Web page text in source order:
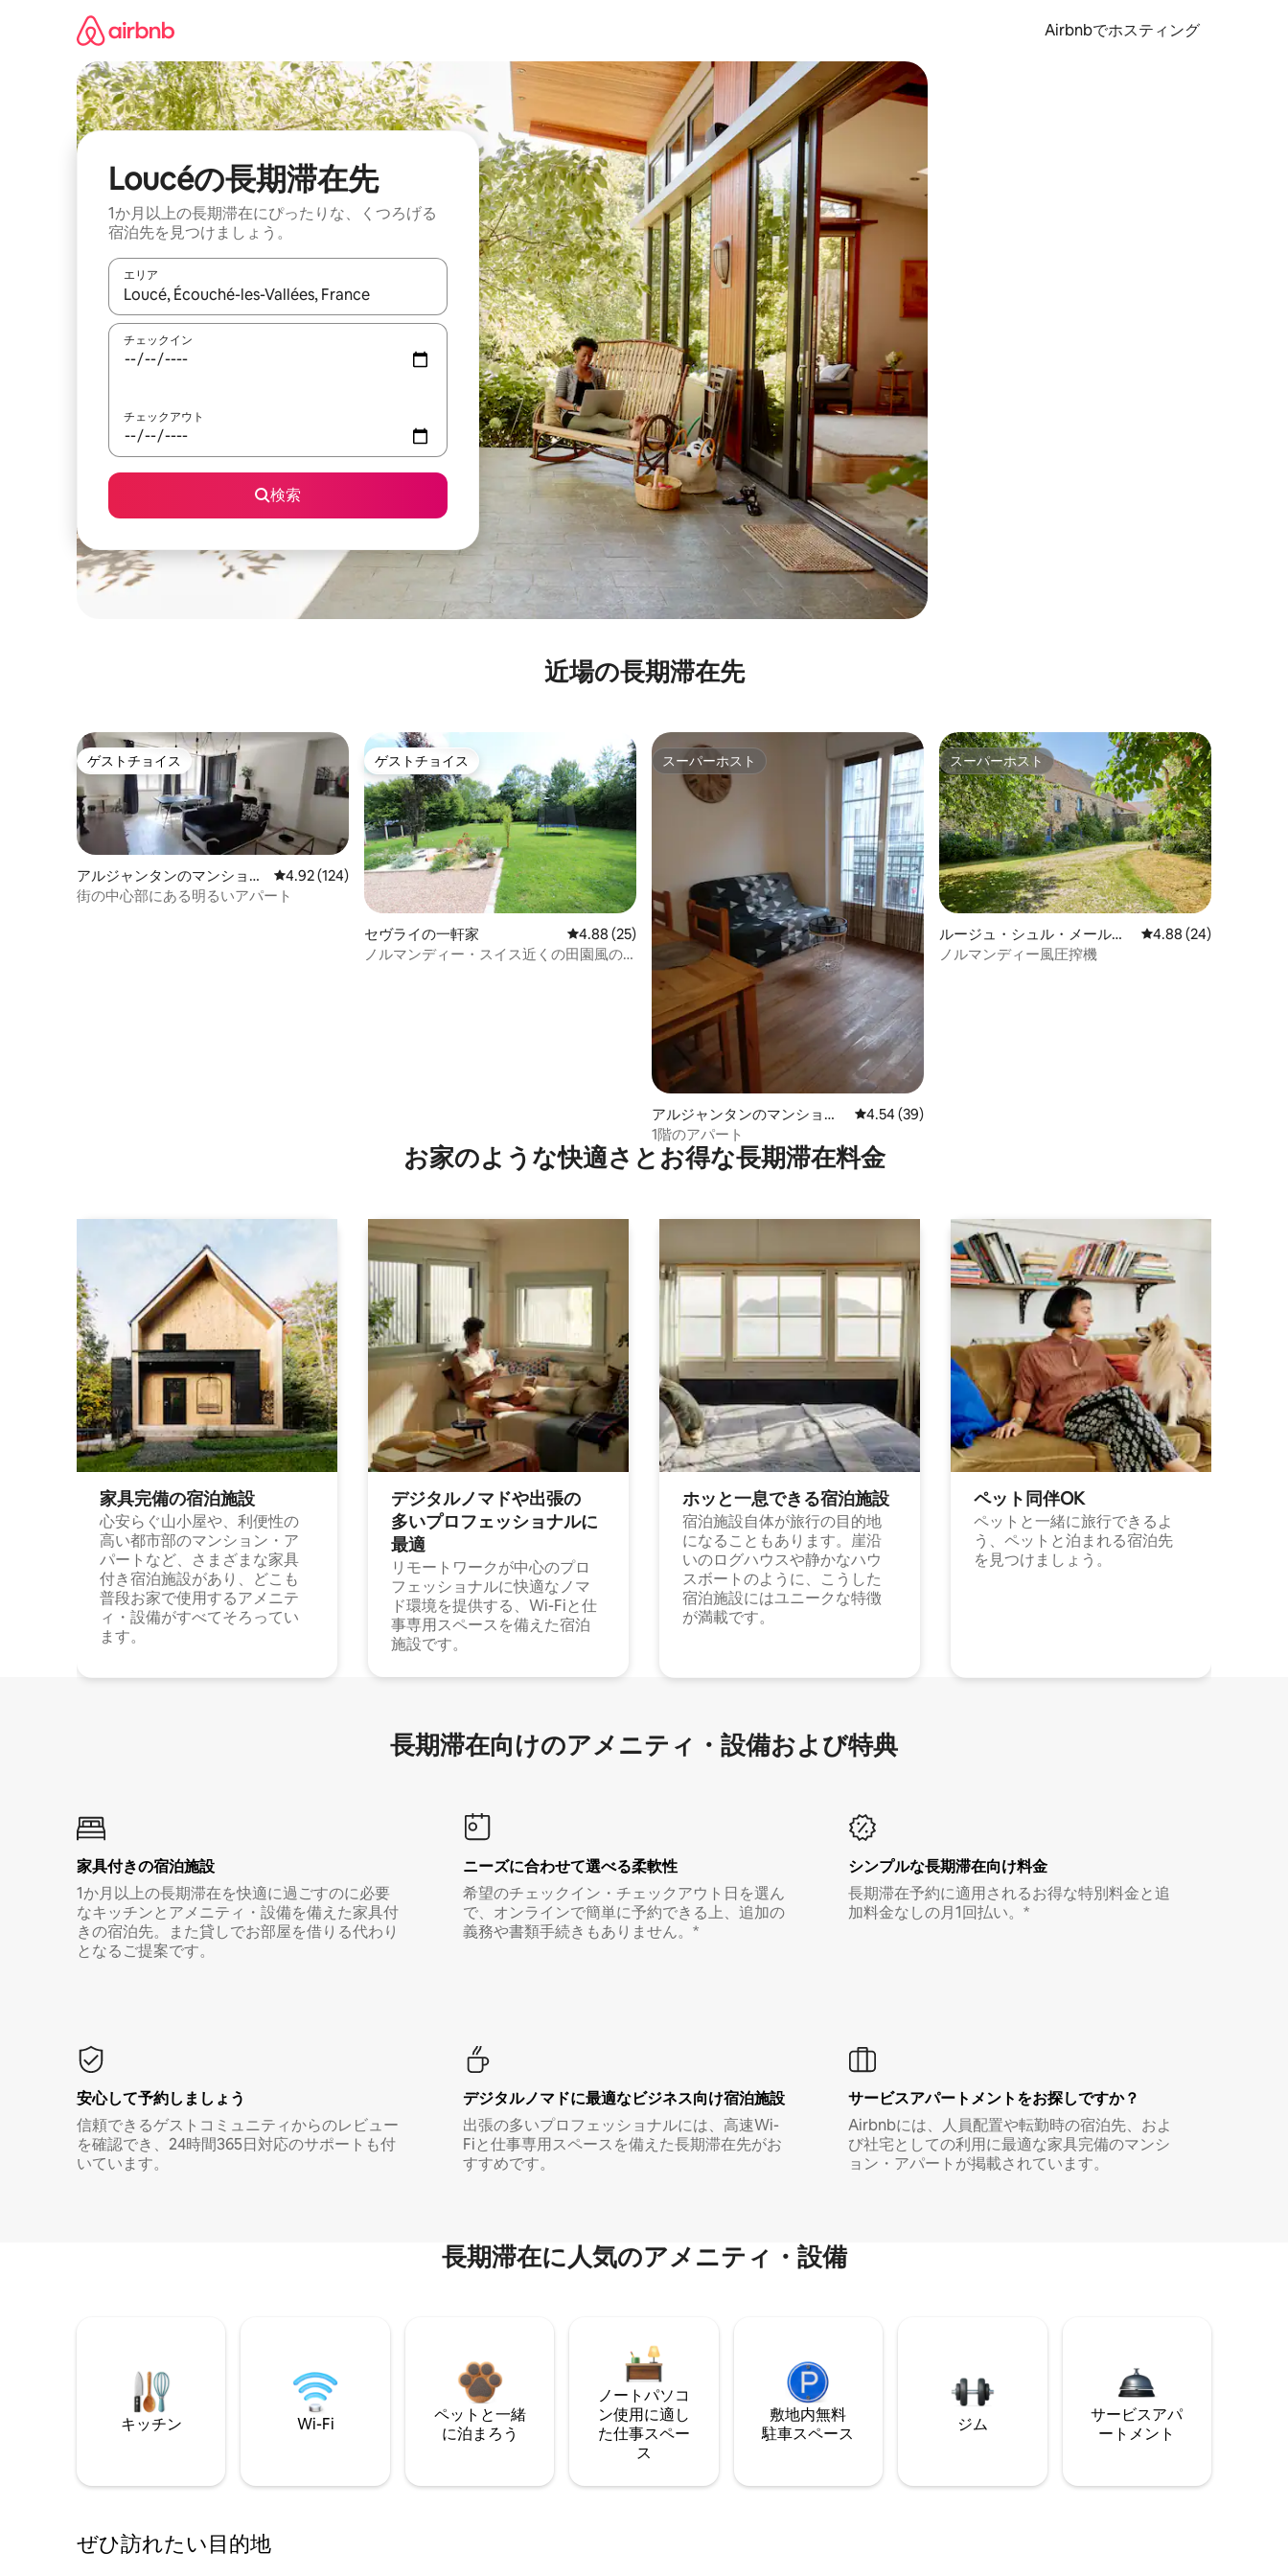
Airbnbでホスティング
Loucéの長期滞在先
1か月以上の長期滞在にぴったりな、くつろげる
宿泊先を見つけましょう。
エリア
検索結果が表示されたら、上下の矢印キーを使って移動するか、画面をタッチまたはスワイプして検索結果を確認することができます。
チェックイン
チェックアウト
検索
近場の長期滞在先
ゲストチョイス
ゲストチョイス
アルジャンタンのマンショ
ン・アパート
レビュー124件、5つ星中4.92つ星の平均評価
4.92 (124)
街の中心部にある明るいアパート
ゲストチョイス
ゲストチョイス
セヴライの一軒家 レビュー25件、5つ星中4.88つ星の平均評価
4.88 (25)
ノルマンディー・スイス近くの田園風の
スーパーホスト
スーパーホスト
アルジャンタンのマンショ
ン・アパート
レビュー39件、5つ星中4.54つ星の平均評価
4.54 (39)
1階のアパート
スーパーホスト
スーパーホスト
ルージュ・シュル・メールの
一軒家
レビュー24件、5つ星
4.88 (24)
ノルマンディー風圧搾機
お家のような快⁠適⁠さ⁠とお⁠得⁠な長⁠期⁠滞⁠在料⁠金
家具完備の宿⁠泊⁠施⁠設
心安らぐ山小屋や、利便性の
高い都市部のマンション・ア
パートなど、さまざまな家具
付き宿泊施設があり、どこも
普段お家で使用するアメニテ
ィ・設備がすべてそろってい
ます。
デジタルノマドや出⁠張⁠の
多⁠いプ⁠ロ⁠フ⁠ェ⁠ッ⁠シ⁠ョ⁠ナ⁠ル⁠に
最⁠適
リモートワークが中心のプロ
フェッショナルに快適なノマ
ド環境を提供する、Wi-Fiと仕
事専用スペースを備えた宿泊
施設です。
ホッと一⁠息⁠で⁠き⁠る宿⁠泊施⁠設
宿泊施設自体が旅行の目的地
になることもあります。崖沿
いのログハウスや静かなハウ
スボートのように、こうした
宿泊施設にはユニークな特徴
が満載です。
ペット同⁠伴OK
ペットと一緒に旅行できるよ
う、ペットと泊まれる宿泊先
を見つけましょう。
長期滞在向け⁠のア⁠メ⁠ニ⁠テ⁠ィ⁠・設⁠備⁠および特⁠典
家具付き⁠の宿⁠泊⁠施⁠設
1か月以上の長期滞在を快適に過ごすのに必要
なキッチンとアメニティ・設備を備えた家具付
きの宿泊先。また貸しでお部屋を借りる代わり
となるご提案です。
ニーズに合わせて選べる柔軟性
希望のチェックイン・チェックアウト日を選ん
で、オンラインで簡単に予約できる上、追加の
義務や書類手続きもありません。*
シンプルな長期滞在向け料金
長期滞在予約に適用されるお得な特別料金と追
加料金なしの月1回払い。*
安心して予約しましょう
信頼できるゲストコミュニティからのレビュー
を確認でき、24時間365日対応のサポートも付
いています。
デジタルノマド⁠に最⁠適⁠なビ⁠ジ⁠ネ⁠ス⁠向⁠け宿⁠泊⁠施⁠設
出張の多いプロフェッショナルには、高速Wi-
Fiと仕事専用スペースを備えた長期滞在先がお
すすめです。
サービスアパートメントをお探しですか？
Airbnbには、人員配置や転勤時の宿泊先、およ
び社宅としての利用に最適な家具完備のマンシ
ョン・アパートが掲載されています。
長期滞在に人気のアメニティ・設備
キッチン Wi-Fi
ペットと一緒
に泊まろう
ノートパソコ
ン使用に適し
た仕事スペー
ス
敷地内無料
駐⁠車ス⁠ペ⁠ー⁠ス
ジム
サービスアパ
ートメント
ぜひ訪⁠れ⁠た⁠い目⁠的⁠地